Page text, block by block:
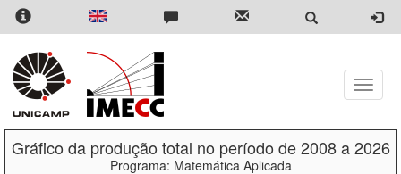
Pular
para
conteúdo
principal
Toggle
Gráfico da produção total no período de 2008 a 2026
Programa: Matemática Aplicada